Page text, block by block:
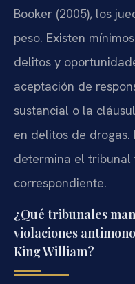
Booker (2005), los
peso. Existen
delitos y
aceptación de
sustancial o la
en delitos de
determina el tribunal
correspondiente.
¿Qué tribunales
violaciones
King William?